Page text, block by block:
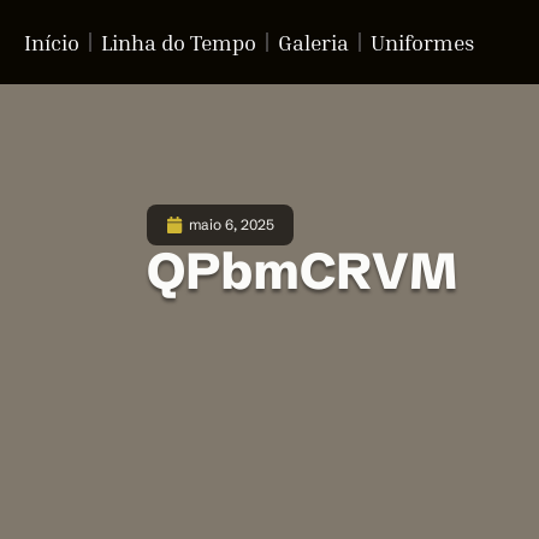
Início Linha do Tempo Galeria Uniformes
maio 6, 2025
QPbmCRVM